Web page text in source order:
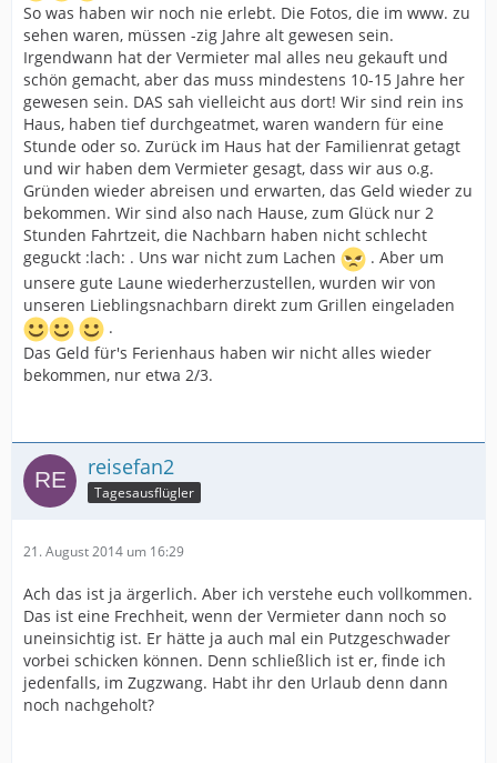
So was haben wir noch nie erlebt. Die Fotos, die im www. zu
sehen waren, müssen -zig Jahre alt gewesen sein.
Irgendwann hat der Vermieter mal alles neu gekauft und
schön gemacht, aber das muss mindestens 10-15 Jahre her
gewesen sein. DAS sah vielleicht aus dort! Wir sind rein ins
Haus, haben tief durchgeatmet, waren wandern für eine
Stunde oder so. Zurück im Haus hat der Familienrat getagt
und wir haben dem Vermieter gesagt, dass wir aus o.g.
Gründen wieder abreisen und erwarten, das Geld wieder zu
bekommen. Wir sind also nach Hause, zum Glück nur 2
Stunden Fahrtzeit, die Nachbarn haben nicht schlecht
geguckt :lach: . Uns war nicht zum Lachen
. Aber um
unsere gute Laune wiederherzustellen, wurden wir von
unseren Lieblingsnachbarn direkt zum Grillen eingeladen
.
Das Geld für's Ferienhaus haben wir nicht alles wieder
bekommen, nur etwa 2/3.
reisefan2
Tagesausflügler
21. August 2014 um 16:29
Ach das ist ja ärgerlich. Aber ich verstehe euch vollkommen.
Das ist eine Frechheit, wenn der Vermieter dann noch so
uneinsichtig ist. Er hätte ja auch mal ein Putzgeschwader
vorbei schicken können. Denn schließlich ist er, finde ich
jedenfalls, im Zugzwang. Habt ihr den Urlaub denn dann
noch nachgeholt?